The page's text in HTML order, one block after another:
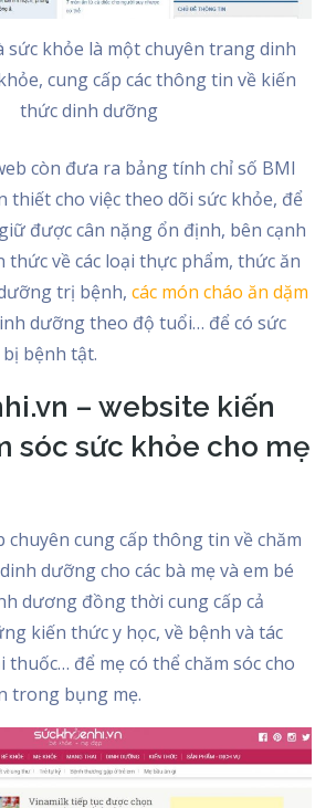
sức khỏe là một chuyên trang dinh
cung cấp các thông tin về kiến
thức dinh dưỡng
còn đưa ra bảng tính chỉ số BMI
thiết cho việc theo dõi sức khỏe, để
được cân nặng ổn định, bên cạnh
thức về các loại thực phẩm, thức ăn
trị bệnh,các món cháo ăn dặm
dưỡng theo độ tuổi… để có sức
bệnh tật.
– website kiến
sóc sức khỏe cho mẹ
chuyên cung cấp thông tin về chăm
dưỡng cho các bà mẹ và em bé
dương đồng thời cung cấp cả
kiến thức y học, về bệnh và tác
thuốc… để mẹ có thể chăm sóc cho
trong bụng mẹ.